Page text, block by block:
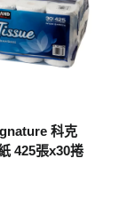
科克
425張x30捲